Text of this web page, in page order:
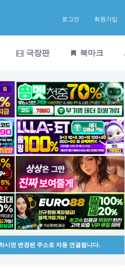
로그인 회원가입
극장판 북마크
시면 변경된 주소로 자동 연결됩니다.